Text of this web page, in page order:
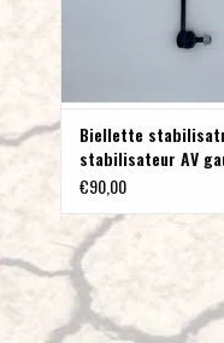
Biellette
stabilisateur AV
Vito 447 4WD avec
€90,00